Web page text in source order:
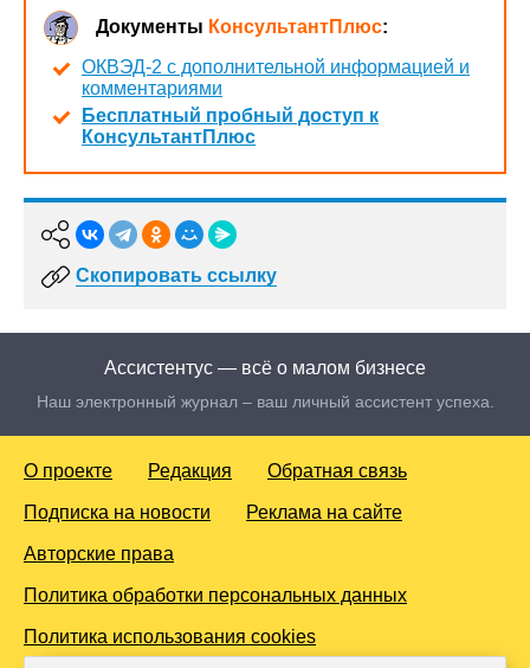
Документы КонсультантПлюс:
ОКВЭД-2 с дополнительной информацией и
комментариями
Бесплатный пробный доступ к
КонсультантПлюс
Скопировать ссылку
Ассистентус — всё о малом бизнесе
Наш электронный журнал – ваш личный ассистент успеха.
О проекте Редакция Обратная связь
Подписка на новости Реклама на сайте
Авторские права
Политика обработки персональных данных
Политика использования cookies